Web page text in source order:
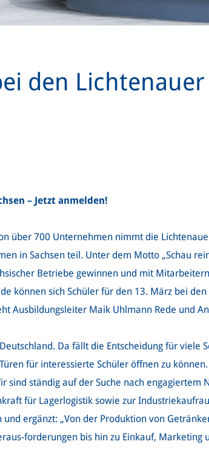
den Lichtenauer
– Jetzt anmelden!
über 700 Unternehmen nimmt die
in Sachsen teil. Unter dem Motto „Schau
Betriebe gewinnen und mit
können sich Schüler für den 13. März bei
Ausbildungsleiter Maik Uhlmann Rede und
Da fällt die Entscheidung für viele
für interessierte Schüler öffnen zu
sind ständig auf der Suche nach engagiertem
für Lagerlogistik sowie zur
ergänzt: „Von der Produktion von
forderungen bis hin zu Einkauf, Marketing